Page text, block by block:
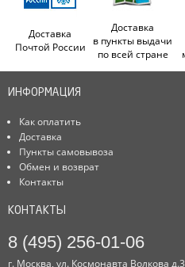
Доставка
Почтой России
Доставка
в пункты выдачи
по всей стране
ИНФОРМАЦИЯ
Как оплатить
Доставка
Пункты самовывоза
Обмен и возврат
Контакты
КОНТАКТЫ
8 (495) 256-01-06
г. Москва, ул. Космонавта Волкова